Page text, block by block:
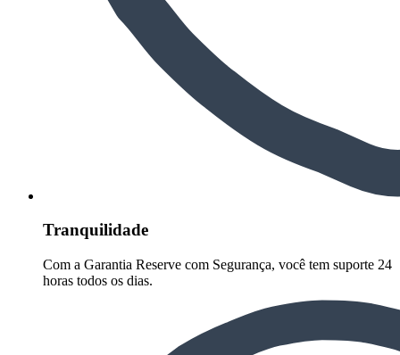
Tranquilidade
Com a Garantia Reserve com Segurança, você tem suporte 24
horas todos os dias.